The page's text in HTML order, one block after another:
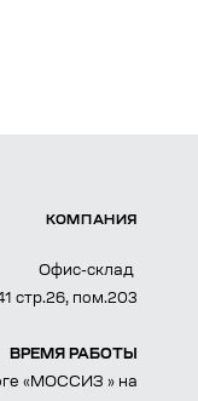
КОМПАНИЯ
Офис-склад
стр.26, пом.203
ВРЕМЯ РАБОТЫ
«МОССИЗ » на